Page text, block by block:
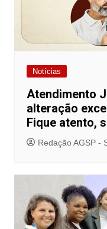
Notícias
Atendimento
alteração
Fique atento,
Redação AGSP -